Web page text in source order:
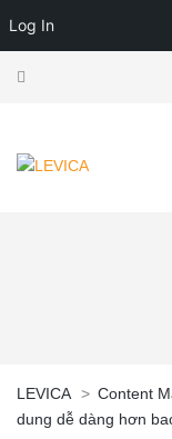
LEVICA > Content
dung dễ dàng hơn
Log In